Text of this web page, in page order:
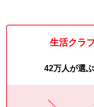
生活クラ
42万人が選